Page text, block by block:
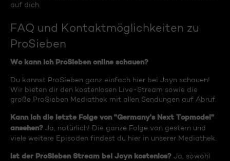
auf dich.
FAQ und Kontaktmöglichkeiten zu
ProSieben
Wo kann ich ProSieben online schauen?
Du kannst ProSieben ganz einfach hier bei Joyn schauen!
Wir bieten dir den kostenlosen Live-Stream sowie die
große ProSieben Mediathek mit allen Sendungen auf Abruf.
Kann ich die letzte Folge von "Germany's Next Topmodel"
ansehen? Ja, natürlich! Die ganze Folge von gestern und
viele weitere Episoden findest du hier in unserer Mediathek.
Ist der ProSieben Stream bei Joyn kostenlos? Ja, sowohl